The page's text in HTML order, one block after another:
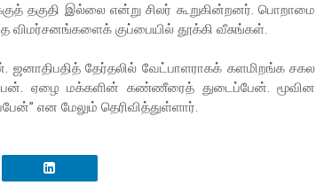
தகுதி இல்லை என்று சிலர் கூறுகின்றனர். பொறாமை
விமர்சனங்களைக் குப்பையில் தூக்கி வீசுங்கள்.
தேர்தலில் வேட்பாளராகக் களமிறங்க சகல
ஏழை மக்களின் கண்ணீரைத் துடைப்பேன். மூவின
என மேலும் தெரிவித்துள்ளார்.